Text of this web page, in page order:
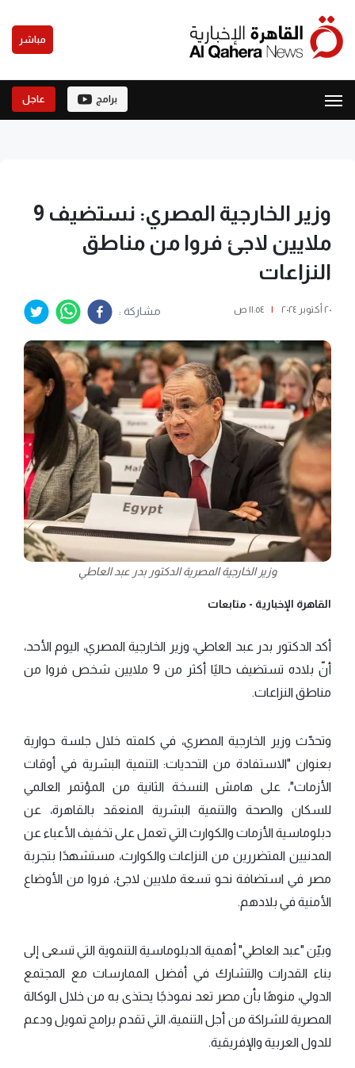
مباشر
برامج عاجل
وزير الخارجية المصري: نستضيف 9
ملايين لاجئ فروا من مناطق
النزاعات
٢٠ أكتوبر ٢٠٢٤ | ١١:٥٤ ص مشاركة :
وزير الخارجية المصرية الدكتور بدر عبد العاطي
القاهرة الإخبارية - متابعات
أكد الدكتور بدر عبد العاطي، وزير الخارجية المصري، اليوم الأحد،
أنّ بلاده تستضيف حاليًا أكثر من 9 ملايين شخص فروا من
مناطق النزاعات.
وتحدّث وزير الخارجية المصري، في كلمته خلال جلسة حوارية
بعنوان "الاستفادة من التحديات: التنمية البشرية في أوقات
الأزمات"، على هامش النسخة الثانية من المؤتمر العالمي
للسكان والصحة والتنمية البشرية المنعقد بالقاهرة، عن
دبلوماسية الأزمات والكوارث التي تعمل على تخفيف الأعباء عن
المدنيين المتضررين من النزاعات والكوارث، مستشهدًا بتجربة
مصر في استضافة نحو تسعة ملايين لاجئ، فروا من الأوضاع
الأمنية في بلادهم.
وبيّن "عبد العاطي" أهمية الدبلوماسية التنموية التي تسعى إلى
بناء القدرات والتشارك في أفضل الممارسات مع المجتمع
الدولي، منوهًا بأن مصر تعد نموذجًا يحتذى به من خلال الوكالة
المصرية للشراكة من أجل التنمية، التي تقدم برامج تمويل ودعم
للدول العربية والإفريقية.